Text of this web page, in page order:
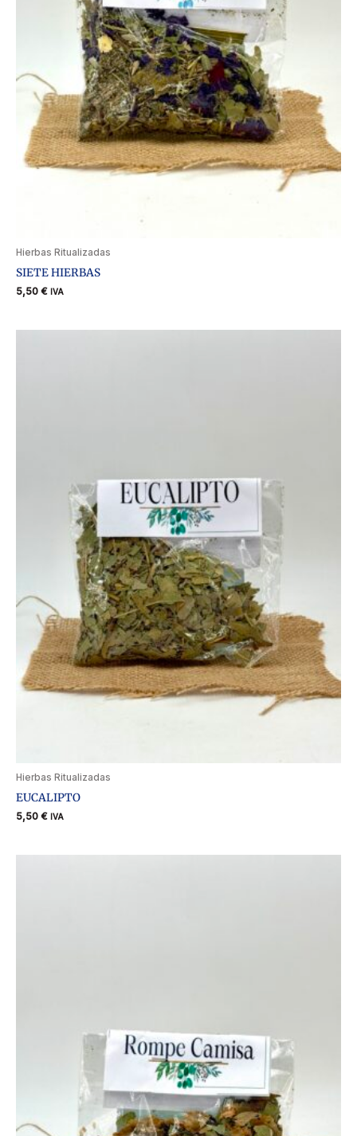
Hierbas Ritualizadas
SIETE HIERBAS
5,50 € IVA
Hierbas Ritualizadas
EUCALIPTO
5,50 € IVA